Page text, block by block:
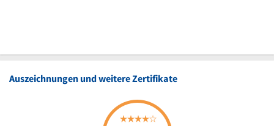
Auszeichnungen und weitere Zertifikate